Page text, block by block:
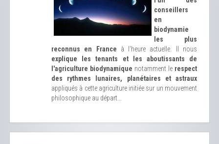
conseillers
en
biodynamie
les plus
reconnus en France à l'heure actuelle. Il nous
explique les tenants et les aboutissants de
l'agriculture biodynamique notamment le respect
des rythmes lunaires, planétaires et astraux
appliqués à cette agriculture initiée sur un mouvement
philosophique au départ...